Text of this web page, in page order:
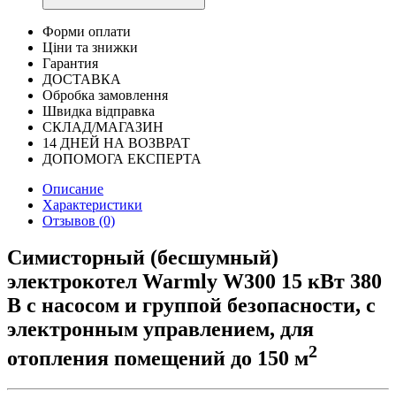
Форми оплати
Ціни та знижки
Гарантия
ДОСТАВКА
Обробка замовлення
Швидка відправка
СКЛАД/МАГАЗИН
14 ДНЕЙ НА ВОЗВРАТ
ДОПОМОГА ЕКСПЕРТА
Описание
Характеристики
Отзывов (0)
Симисторный (бесшумный)
электрокотел Warmly W300 15 кВт 380
В с насосом и группой безопасности, с
электронным управлением, для
отопления помещений до 150 м2